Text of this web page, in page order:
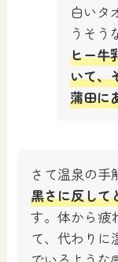
白いタ
うそう
ヒー牛
いて、
蒲田に
さて温泉の手
黒さに反して
す。体から疲
て、代わりに